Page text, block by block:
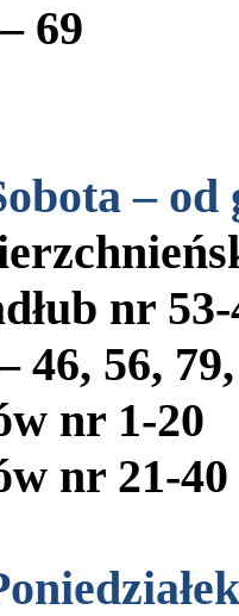
69
– od
nr 53-
56, 79,
nr 1-20
nr 21-40